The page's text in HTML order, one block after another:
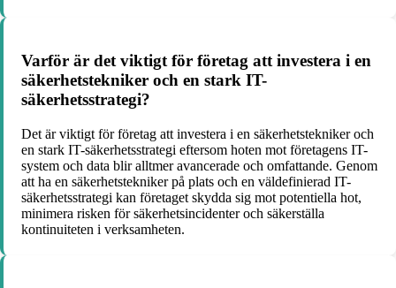
Varför är det viktigt för företag att investera i en
säkerhetstekniker och en stark IT-
säkerhetsstrategi?
Det är viktigt för företag att investera i en säkerhetstekniker och
en stark IT-säkerhetsstrategi eftersom hoten mot företagens IT-
system och data blir alltmer avancerade och omfattande. Genom
att ha en säkerhetstekniker på plats och en väldefinierad IT-
säkerhetsstrategi kan företaget skydda sig mot potentiella hot,
minimera risken för säkerhetsincidenter och säkerställa
kontinuiteten i verksamheten.